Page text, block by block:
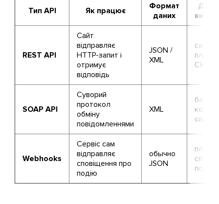
Тип API Як працює
Формат
даних
Де
REST API
Сайт
відправляє
HTTP-запит і
отримує
відповідь
JSON /
XML
сайти,
CRM
SOAP API
Суворий
протокол
обміну
повідомленнями
XML
банки,
Webhooks
Сервіс сам
відправляє
сповіщення про
подію
обычно
JSON
події